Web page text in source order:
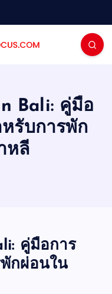
Bali: คู่มือ
หรับการพัก
หลี
คู่มือการ
กผ่อนใน